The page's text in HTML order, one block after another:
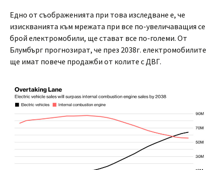
Едно от съображенията при това изследване е, че
изискванията към мрежата при все по-увеличаващия се
брой електромобили, ще стават все по-големи. От
Блумбърг прогнозират, че през 2038г. електромобилите
ще имат повече продажби от колите с ДВГ.